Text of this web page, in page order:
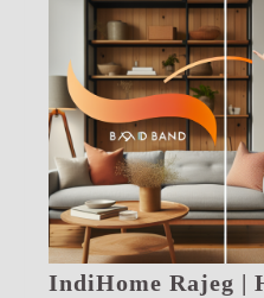
IndiHome Rajeg |